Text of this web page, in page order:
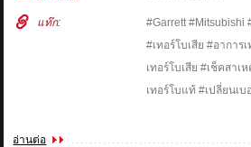
แท๊ก:
#Garrett #Mitsubishi
#เทอร์โบเสีย #อาการ
เทอร์โบเสีย #เช็คสาเ
เทอร์โบแท้ #เปลี่ยนเบ
อ่านต่อ